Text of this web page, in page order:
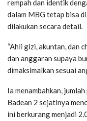
rempah dan identik
dalam MBG tetap bisa
dilakukan secara detail.
“Ahli gizi, akuntan, dan
dan anggaran supaya
dimaksimalkan sesuai
Ia menambahkan,
Badean 2 sejatinya
ini berkurang menjadi